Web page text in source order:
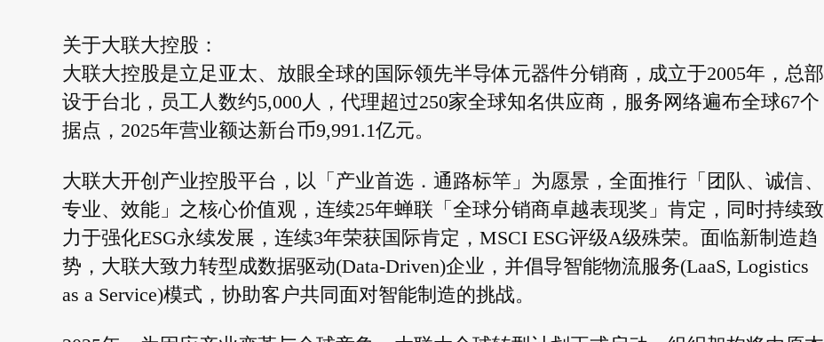
关于大联大控股：
大联大控股是立足亚太、放眼全球的国际领先半导体元器件分销商，成立于2005年，总部
设于台北，员工人数约5,000人，代理超过250家全球知名供应商，服务网络遍布全球67个
据点，2025年营业额达新台币9,991.1亿元。
大联大开创产业控股平台，以「产业首选．通路标竿」为愿景，全面推行「团队、诚信、
专业、效能」之核心价值观，连续25年蝉联「全球分销商卓越表现奖」肯定，同时持续致
力于强化ESG永续发展，连续3年荣获国际肯定，MSCI ESG评级A级殊荣。面临新制造趋
势，大联大致力转型成数据驱动(Data-Driven)企业，并倡导智能物流服务(LaaS, Logistics
as a Service)模式，协助客户共同面对智能制造的挑战。